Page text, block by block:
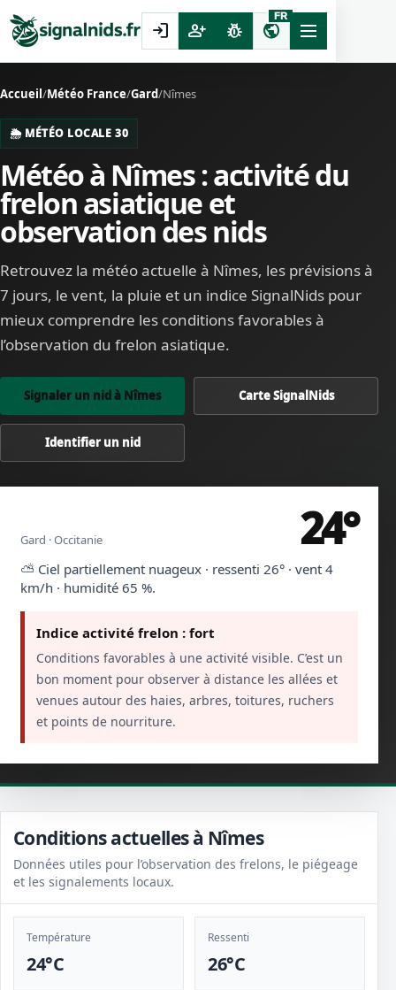
login person_add pest_control public
FR
Accueil/Météo France/Gard/Nîmes
🌦️ MÉTÉO LOCALE 30
Météo à Nîmes : activité du
frelon asiatique et
observation des nids
Retrouvez la météo actuelle à Nîmes, les prévisions à
7 jours, le vent, la pluie et un indice SignalNids pour
mieux comprendre les conditions favorables à
l’observation du frelon asiatique.
Signaler un nid à Nîmes Carte SignalNids
Identifier un nid
Gard · Occitanie 24°
⛅ Ciel partiellement nuageux · ressenti 26° · vent 4
km/h · humidité 65 %.
Indice activité frelon : fort
Conditions favorables à une activité visible. C’est un
bon moment pour observer à distance les allées et
venues autour des haies, arbres, toitures, ruchers
et points de nourriture.
Conditions actuelles à Nîmes
Données utiles pour l’observation des frelons, le piégeage
et les signalements locaux.
Température
24°C
Ressenti
26°C